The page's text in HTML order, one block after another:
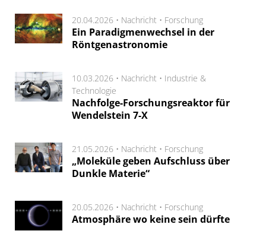
20.04.2026 • Nachricht • Forschung
Ein Paradigmenwechsel in der
Röntgenastronomie
10.03.2026 • Nachricht • Industrie &
Technologie
Nachfolge-Forschungsreaktor für
Wendelstein 7-X
21.05.2026 • Nachricht • Forschung
„Moleküle geben Aufschluss über
Dunkle Materie“
20.05.2026 • Nachricht • Forschung
Atmosphäre wo keine sein dürfte